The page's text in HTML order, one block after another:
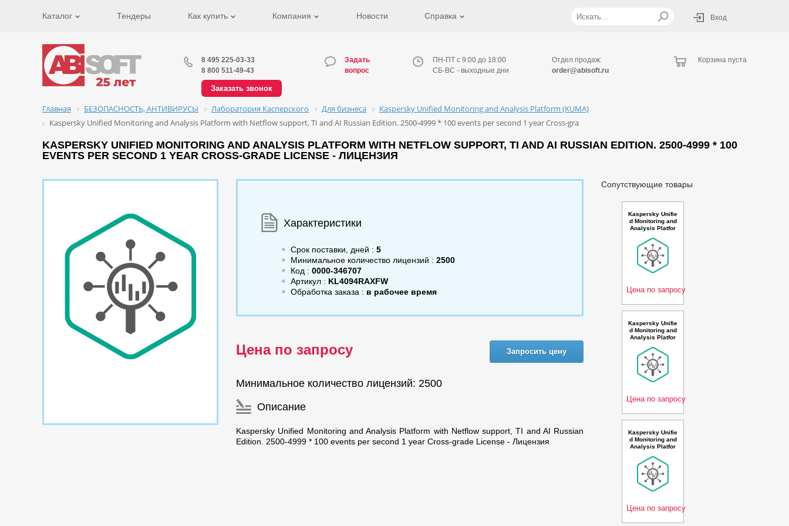
Каталог Тендеры Как купить Компания Новости Справка Вход
8 495 225-03-33
8 800 511-49-43
Заказать звонок
Задать
вопрос
ПН-ПТ с 9:00 до 18:00
СБ-ВС - выходные дни
Отдел продаж:
order@abisoft.ru
Корзина пуста
Главная БЕЗОПАСНОСТЬ, АНТИВИРУСЫ Лаборатория Касперского Для бизнеса
Kaspersky Unified Monitoring and Analysis Platform (KUMA)
Kaspersky Unified Monitoring and Analysis Platform with Netflow support, TI and AI Russian Edition. 2500-4999 * 100 events per second 1 year Cross-gra
KASPERSKY UNIFIED MONITORING AND ANALYSIS PLATFORM WITH NETFLOW SUPPORT, TI AND AI RUSSIAN EDITION. 2500-4999 * 100
EVENTS PER SECOND 1 YEAR CROSS-GRADE LICENSE - ЛИЦЕНЗИЯ
Характеристики
Срок поставки, дней : 5
Минимальное количество лицензий : 2500
Код : 0000-346707
Артикул : KL4094RAXFW
Обработка заказа : в рабочее время
Цена по запросу Запросить цену
Минимальное количество лицензий: 2500
Описание
Kaspersky Unified Monitoring and Analysis Platform with Netflow support, TI and AI Russian
Edition. 2500-4999 * 100 events per second 1 year Cross-grade License - Лицензия
Сопутствующие товары
Kaspersky Unifie
d Monitoring and
Analysis Platfor
upport Russian E
dition. 250-499 *
100 events per s
econd 3 year Re
newal Premium
Цена по запросу
Kaspersky Unifie
d Monitoring and
Analysis Platfor
upport Russian E
dition. 5-9 * 100
events per seco
nd 1 year Renew
al Premium Plus
Цена по запросу
Kaspersky Unifie
d Monitoring and
Analysis Platfor
upport and TI Ru
ssian Edition. 10
00-1499 * 100 ev
ents per second
1 year Base Pre
Цена по запросу